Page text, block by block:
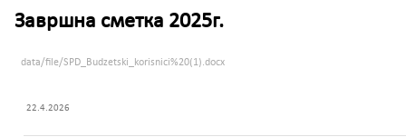
Завршна сметка 2025г.
data/file/SPD_Budzetski_korisnici%20(1).docx
22.4.2026